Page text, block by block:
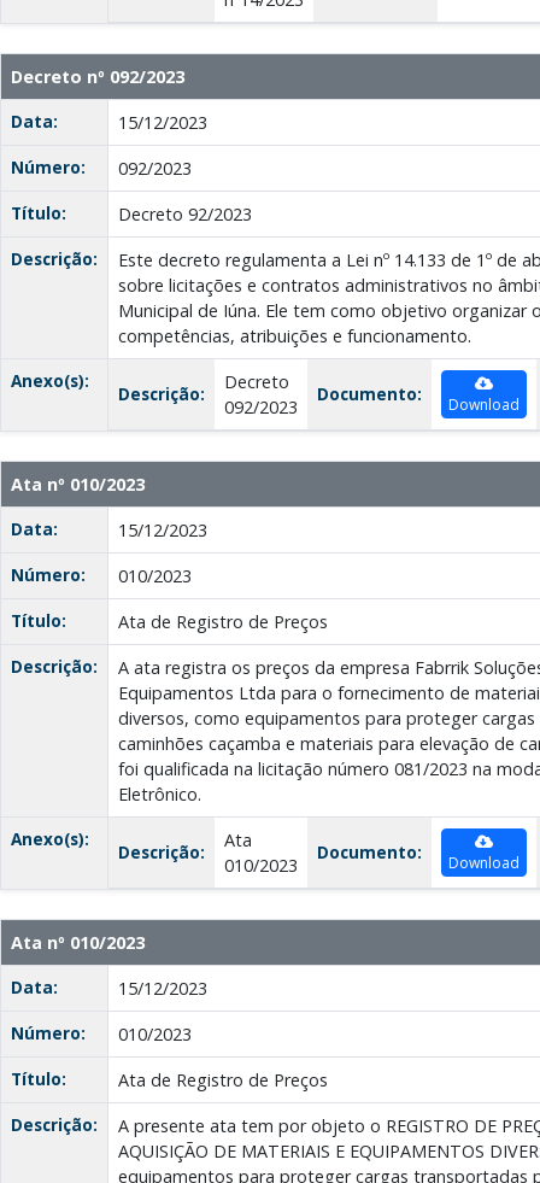
Decreto nº 092/2023
Data:
15/12/2023
Número:
092/2023
Título:
Decreto 92/2023
Descrição:
Este decreto regulamenta a Lei nº 14.133 de 1º de
sobre licitações e contratos administrativos no
Municipal de Iúna. Ele tem como objetivo organizar
competências, atribuições e funcionamento.
Anexo(s):
Descrição:
Decreto
092/2023
Documento: Download
Ata nº 010/2023
Data:
15/12/2023
Número:
010/2023
Título:
Ata de Registro de Preços
Descrição:
A ata registra os preços da empresa Fabrrik
Equipamentos Ltda para o fornecimento de
diversos, como equipamentos para proteger
caminhões caçamba e materiais para elevação de
foi qualificada na licitação número 081/2023 na
Eletrônico.
Anexo(s):
Descrição:
Ata
010/2023
Documento: Download
Ata nº 010/2023
Data:
15/12/2023
Número:
010/2023
Título:
Ata de Registro de Preços
Descrição:
A presente ata tem por objeto o REGISTRO DE
AQUISIÇÃO DE MATERIAIS E EQUIPAMENTOS
equipamentos para proteger cargas transportadas